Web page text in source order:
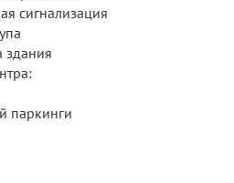
сигнализация
здания
паркинги